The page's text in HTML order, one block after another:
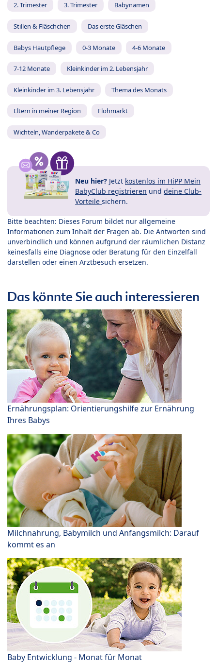
2. Trimester 3. Trimester Babynamen
Stillen & Fläschchen Das erste Gläschen
Babys Hautpflege 0-3 Monate 4-6 Monate
7-12 Monate Kleinkinder im 2. Lebensjahr
Kleinkinder im 3. Lebensjahr Thema des Monats
Eltern in meiner Region Flohmarkt
Wichteln, Wanderpakete & Co
Neu hier? Jetzt kostenlos im HiPP Mein
BabyClub registrieren und deine Club-
Vorteile sichern.
Bitte beachten: Dieses Forum bildet nur allgemeine
Informationen zum Inhalt der Fragen ab. Die Antworten sind
unverbindlich und können aufgrund der räumlichen Distanz
keinesfalls eine Diagnose oder Beratung für den Einzelfall
darstellen oder einen Arztbesuch ersetzen.
Das könnte Sie auch interessieren
Ernährungsplan: Orientierungshilfe zur Ernährung
Ihres Babys
Milchnahrung, Babymilch und Anfangsmilch: Darauf
kommt es an
Baby Entwicklung - Monat für Monat